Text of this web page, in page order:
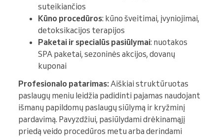
suteikiančios
Kūno procedūros: kūno šveitimai, įvyniojimai,
detoksikacijos terapijos
Paketai ir specialūs pasiūlymai: nuotakos
SPA paketai, sezoninės akcijos, dovanų
kuponai
Profesionalo patarimas: Aiškiai struktūruotas
paslaugų meniu leidžia padidinti pajamas naudojant
išmanų papildomų paslaugų siūlymą ir kryžminį
pardavimą. Pavyzdžiui, pasiūlydami drėkinamąjį
priedą veido procedūros metu arba derindami